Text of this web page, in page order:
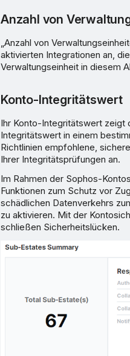
Anzahl von
„Anzahl von
aktivierten Integrationen an,
Verwaltungseinheit in diesem
Konto-Integritätswert
Ihr Konto-Integritätswert zeigt
Integritätswert in einem
Richtlinien empfohlene,
Ihrer Integritätsprüfungen an.
Im Rahmen der Sophos-
Funktionen zum Schutz vor
schädlichen Datenverkehrs
zu aktivieren. Mit der
schließen Sicherheitslücken.